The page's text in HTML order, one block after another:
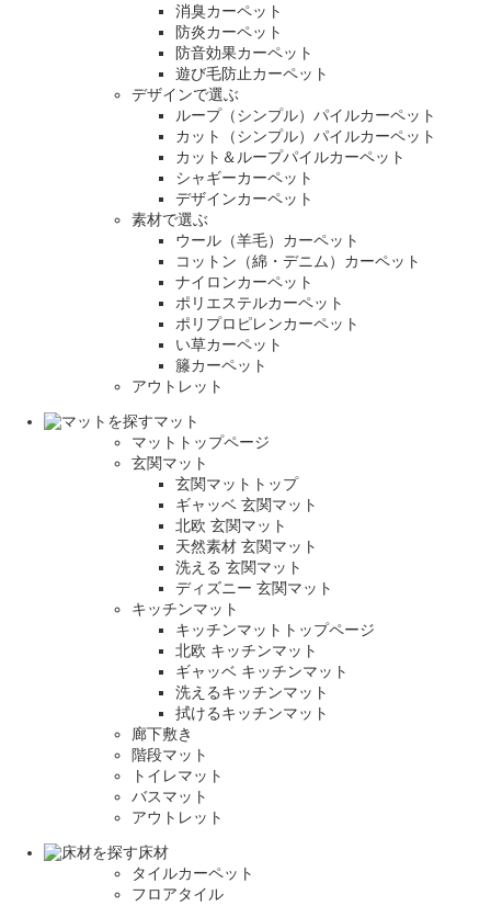
消臭カーペット
防炎カーペット
防音効果カーペット
遊び毛防止カーペット
デザインで選ぶ
ループ（シンプル）パイルカーペット
カット（シンプル）パイルカーペット
カット＆ループパイルカーペット
シャギーカーペット
デザインカーペット
素材で選ぶ
ウール（羊毛）カーペット
コットン（綿・デニム）カーペット
ナイロンカーペット
ポリエステルカーペット
ポリプロピレンカーペット
い草カーペット
籐カーペット
アウトレット
マット
マットトップページ
玄関マット
玄関マットトップ
ギャッベ 玄関マット
北欧 玄関マット
天然素材 玄関マット
洗える 玄関マット
ディズニー 玄関マット
キッチンマット
キッチンマットトップページ
北欧 キッチンマット
ギャッベ キッチンマット
洗えるキッチンマット
拭けるキッチンマット
廊下敷き
階段マット
トイレマット
バスマット
アウトレット
床材
タイルカーペット
フロアタイル